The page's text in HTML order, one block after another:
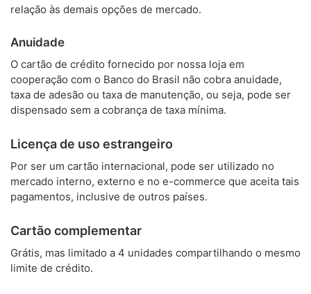
relação às demais opções de mercado.
Anuidade
O cartão de crédito fornecido por nossa loja em
cooperação com o Banco do Brasil não cobra anuidade,
taxa de adesão ou taxa de manutenção, ou seja, pode ser
dispensado sem a cobrança de taxa mínima.
Licença de uso estrangeiro
Por ser um cartão internacional, pode ser utilizado no
mercado interno, externo e no e-commerce que aceita tais
pagamentos, inclusive de outros países.
Cartão complementar
Grátis, mas limitado a 4 unidades compartilhando o mesmo
limite de crédito.